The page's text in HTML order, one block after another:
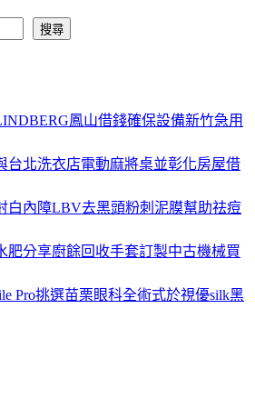
搜尋
鳳山借錢確保設備新竹急用
台北洗衣店電動麻將桌並彰化房屋借
白內障LBV去黑頭粉刺泥膜幫助祛痘
肥分享廚餘回收手套訂製中古機械買
Pro挑選苗栗眼科全術式於視優silk黑